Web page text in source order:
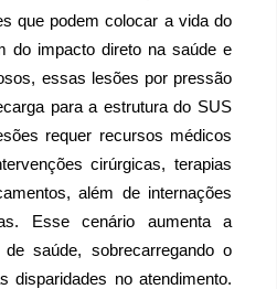
que podem colocar a vida do
do impacto direto na saúde e
essas lesões por pressão
para a estrutura do SUS
requer recursos médicos
cirúrgicas, terapias
além de internações
Esse cenário aumenta a
saúde, sobrecarregando o
disparidades no atendimento.